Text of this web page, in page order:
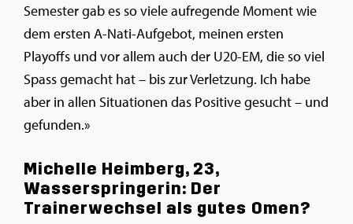
Semester gab es so viele aufregende Moment wie
dem ersten A-Nati-Aufgebot, meinen ersten
Playoffs und vor allem auch der U20-EM, die so viel
Spass gemacht hat – bis zur Verletzung. Ich habe
aber in allen Situationen das Positive gesucht – und
gefunden.»
Michelle Heimberg, 23,
Wasserspringerin: Der
Trainerwechsel als gutes Omen?